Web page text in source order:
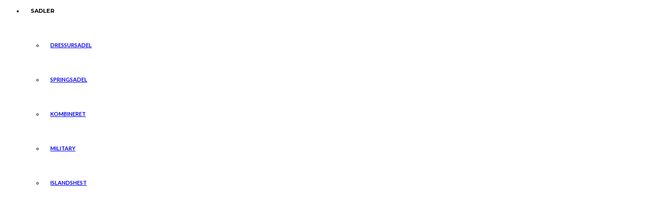
SADLER
DRESSURSADEL
SPRINGSADEL
KOMBINERET
MILITARY
ISLANDSHEST